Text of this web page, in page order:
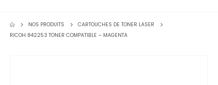
NOS PRODUITS
CARTOUCHES DE TONER LASER
RICOH 842253 TONER COMPATIBLE – MAGENTA